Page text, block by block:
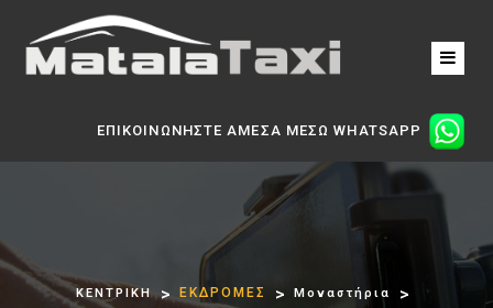
ΕΠΙΚΟΙΝΩΝΗΣΤΕ ΑΜΕΣΑ ΜΕΣΩ WHATSAPP
ΚΕΝΤΡΙΚΗ ΕΚΔΡΟΜΕΣ Μοναστήρια